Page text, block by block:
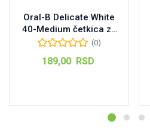
Oral-B Delicate White
40-Medium četkica za
zube, 1kom+1GRATIS
(0)
189,00 RSD